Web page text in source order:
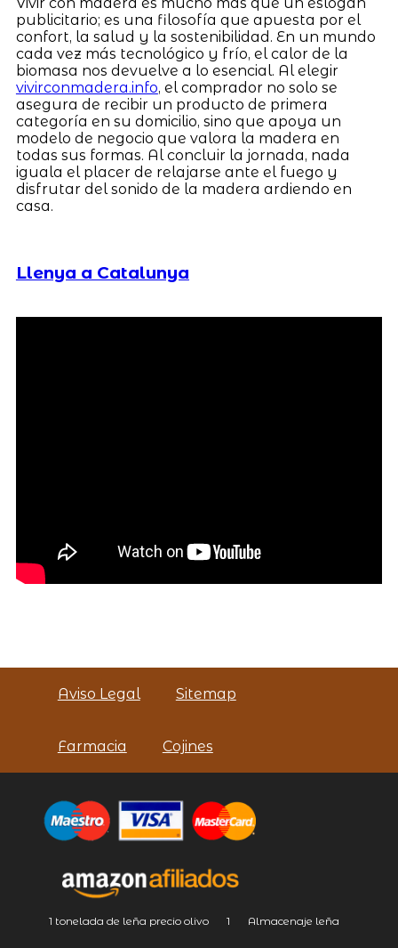
publicitario; es una filosofía que apuesta por el
confort, la salud y la sostenibilidad. En un mundo
cada vez más tecnológico y frío, el calor de la
biomasa nos devuelve a lo esencial. Al elegir
vivirconmadera.info, el comprador no solo se
asegura de recibir un producto de primera
categoría en su domicilio, sino que apoya un
modelo de negocio que valora la madera en
todas sus formas. Al concluir la jornada, nada
iguala el placer de relajarse ante el fuego y
disfrutar del sonido de la madera ardiendo en
casa.
Llenya a Catalunya
Aviso Legal Sitemap
Farmacia Cojines
1 tonelada de leña precio olivo 1 Almacenaje leña